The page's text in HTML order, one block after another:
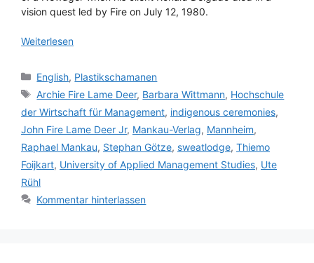
vision quest led by Fire on July 12, 1980.
Weiterlesen
Kategorien
English, Plastikschamanen
Schlagwörter
Archie Fire Lame Deer, Barbara Wittmann, Hochschule
der Wirtschaft für Management, indigenous ceremonies,
John Fire Lame Deer Jr, Mankau-Verlag, Mannheim,
Raphael Mankau, Stephan Götze, sweatlodge, Thiemo
Foijkart, University of Applied Management Studies, Ute
Rühl
Kommentar hinterlassen